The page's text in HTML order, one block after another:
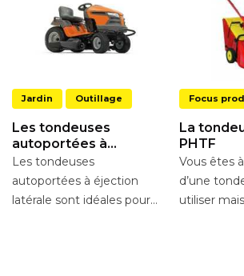
Jardin Outillage
Les tondeuses
autoportées à
éjection latérale
Les tondeuses
autoportées à éjection
latérale sont idéales pour
Focus
La
PHTF
Vous êtes
d’une
utiliser